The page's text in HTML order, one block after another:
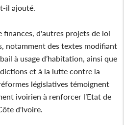
il ajouté.
d'autres projets de loi
notamment des textes modifiant
à usage d’habitation, ainsi que
et à la lutte contre la
législatives témoignent
ivoirien à renforcer l’Etat de
d'Ivoire.